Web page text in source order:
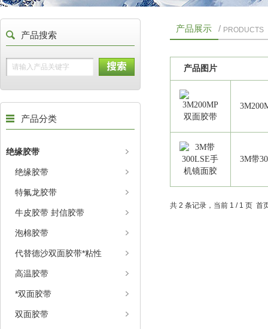
产品搜索
产品分类
绝缘胶带
绝缘胶带
特氟龙胶带
牛皮胶带 封信胶带
泡棉胶带
代替德沙双面胶带*粘性
高温胶带
*双面胶带
双面胶带
产品展示 / PRODUCTS
产品图片
3M带
共 2 条记录，当前 1 / 1 页